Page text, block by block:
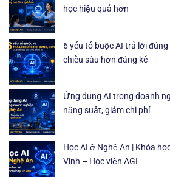
học hiệu quả hơn
6 yếu tố buộc AI trả lời
chiều sâu hơn đáng kể
Ứng dụng AI trong doanh
năng suất, giảm chi phí
Học AI ở Nghệ An | Khóa
Vinh – Học viện AGI